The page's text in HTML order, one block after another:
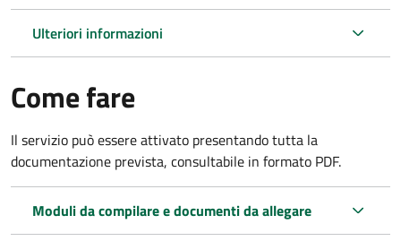
Ulteriori informazioni
Come fare
Il servizio può essere attivato presentando tutta la
documentazione prevista, consultabile in formato PDF.
Moduli da compilare e documenti da allegare